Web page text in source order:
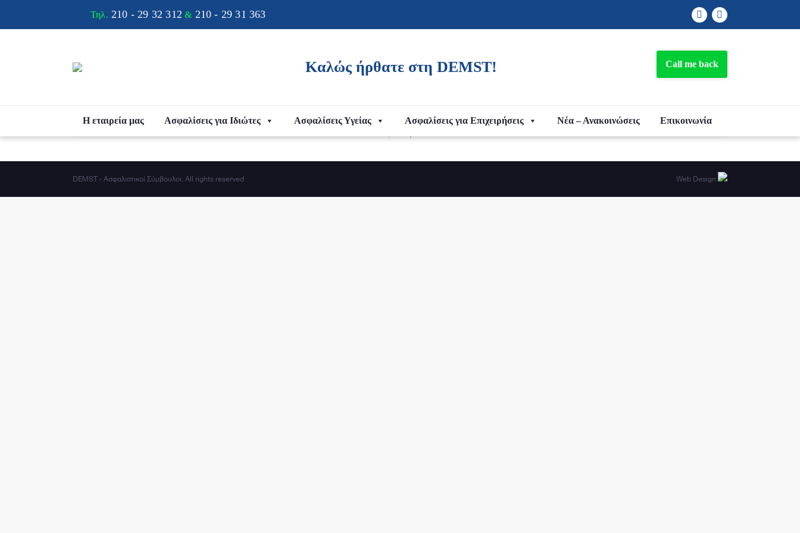
Τηλ. 210 - 29 32 312 & 210 - 29 31 363
FacebookLinkedin
Καλώς ήρθατε στηDEMST! Call me back
Η εταιρεία μας Ασφαλίσεις για Ιδιώτες Ασφαλίσεις Υγείας Ασφαλίσεις για Επιχειρήσεις Νέα – Ανακοινώσεις Επικοινωνία
DEMST - Ασφαλιστικοί Σύμβουλοι. All rights reserved Web Design